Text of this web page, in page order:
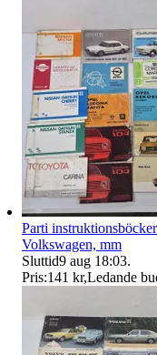
Parti
Volkswagen, mm
Sluttid9 aug 18:03.
Pris:141 kr,Ledande